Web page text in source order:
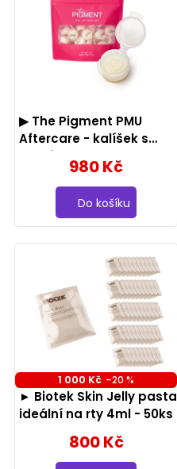
u
k
▶ The Pigment PMU
Aftercare - kalíšek s
balzámem, 25 ks
980 Kč
Do košíku
1 000 Kč –20 %
► Biotek Skin Jelly pasta
ideální na rty 4ml - 50ks
800 Kč